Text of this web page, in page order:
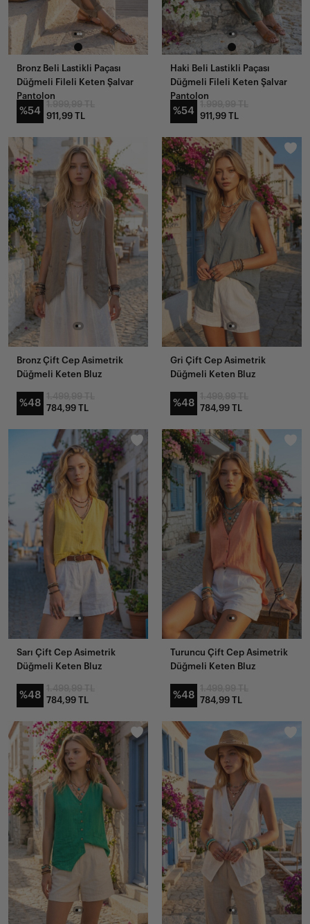
Bronz Beli Lastikli Paçası
Düğmeli Fileli Keten Şalvar
Pantolon
%54
911,99 TL
Haki Beli Lastikli Paçası
Düğmeli Fileli Keten Şalvar
Pantolon
%54
911,99 TL
Bronz Çift Cep Asimetrik
Düğmeli Keten Bluz
%48
784,99 TL
Gri Çift Cep Asimetrik
Düğmeli Keten Bluz
%48
784,99 TL
Sarı Çift Cep Asimetrik
Düğmeli Keten Bluz
%48
784,99 TL
Turuncu Çift Cep Asimetrik
Düğmeli Keten Bluz
%48
784,99 TL